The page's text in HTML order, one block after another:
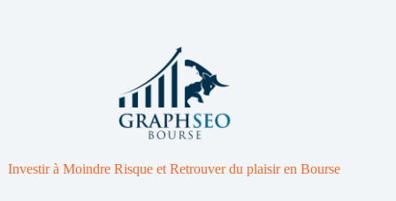
Investir à Moindre Risque et Retrouver du plaisir en Bourse